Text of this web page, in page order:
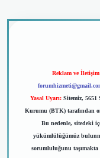
Reklam ve
Yasal Uyarı: Sitemiz, 5651
Kurumu (BTK) tarafından
Bu nedenle, sitedeki
yükümlülüğümüz
sorumluluğunu